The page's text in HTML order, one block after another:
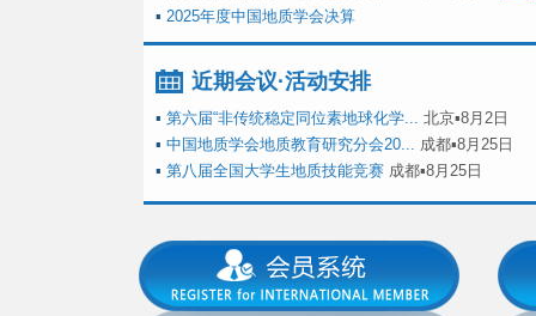
▪ 2025年度中国地质学会决算
近期会议·活动安排
▪ 第六届“非传统稳定同位素地球化学... 北京▪8月2日
▪ 中国地质学会地质教育研究分会20... 成都▪8月25日
▪ 第八届全国大学生地质技能竞赛 成都▪8月25日